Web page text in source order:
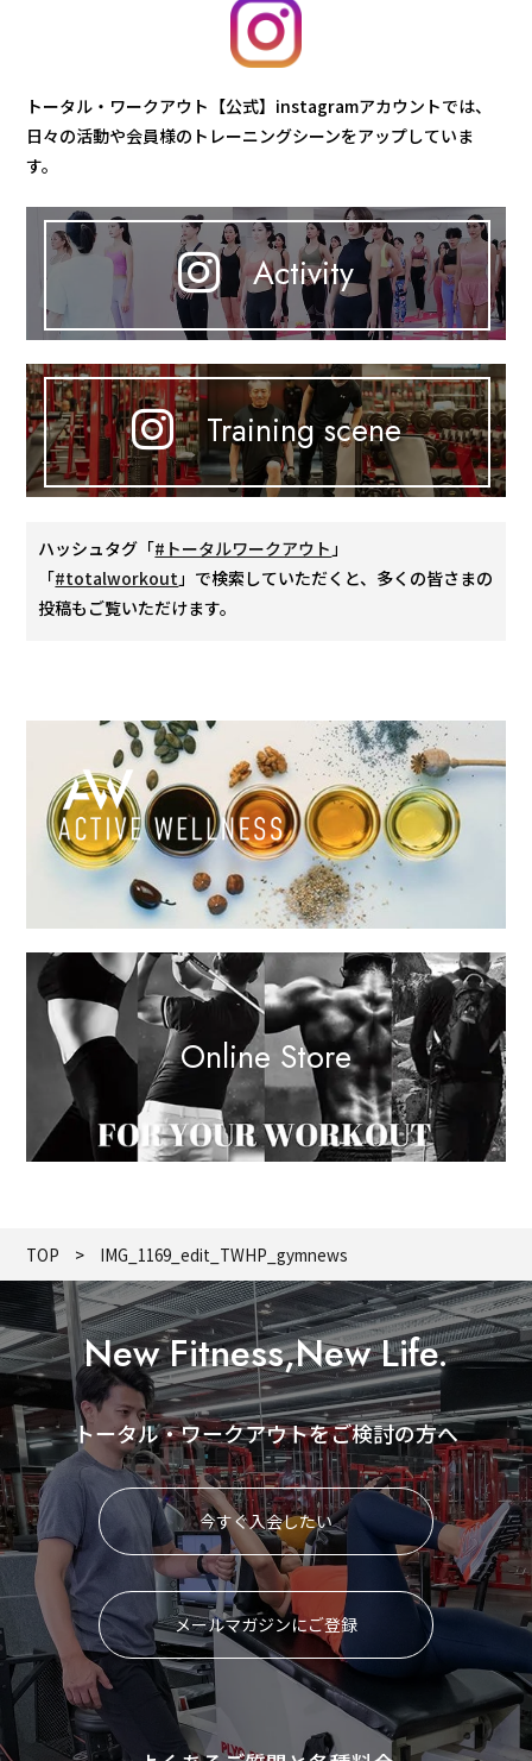
トータル・ワークアウト【公式】instagramアカウントでは、
日々の活動や会員様のトレーニングシーンをアップしていま
す。
Activity
Training scene
ハッシュタグ「#トータルワークアウト 」
「#totalworkout 」で検索していただくと、多くの皆さまの
投稿もご覧いただけます。
Online Store
TOP IMG_1169_edit_TWHP_gymnews
New Fitness,New Life.
トータル・ワークアウトをご検討の方へ
今すぐ入会したい
メールマガジンにご登録